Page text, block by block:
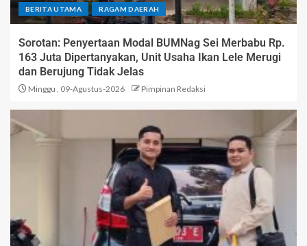
BERITA UTAMA RAGAM DAERAH
Sorotan: Penyertaan Modal BUMNag Sei Merbabu Rp.
163 Juta Dipertanyakan, Unit Usaha Ikan Lele Merugi
dan Berujung Tidak Jelas
Minggu , 09-Agustus-2026 Pimpinan Redaksi